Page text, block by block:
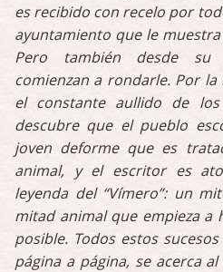
es recibido con recelo por
ayuntamiento que le
Pero también desde su
comienzan a rondarle. Por
el constante aullido de
descubre que el pueblo
joven deforme que es
animal, y el escritor es
leyenda del “Vímero”: un
mitad animal que empieza a
posible. Todos estos
página a página, se acerca